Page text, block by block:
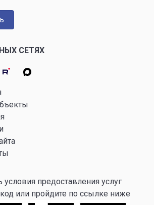
СЕТЯХ
предоставления услуг
код или пройдите по ссылке ниже